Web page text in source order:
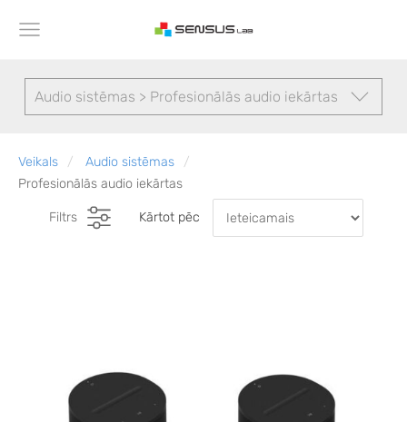
Audio sistēmas > Profesionālās audio iekārtas
Veikals
Audio sistēmas
Profesionālās audio iekārtas
Filtrs Kārtot pēc